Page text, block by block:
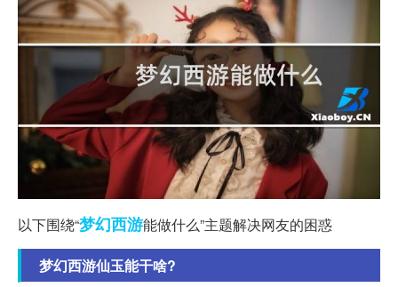
以下围绕“梦幻西游能做什么”主题解决网友的困惑
梦幻西游仙玉能干啥?